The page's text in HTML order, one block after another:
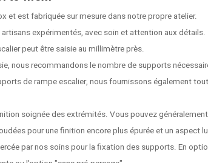
et est fabriquée sur mesure dans notre propre atelier.
expérimentés, avec soin et attention aux détails.
peut être saisie au millimètre près.
nous recommandons le nombre de supports
de rampe escalier, nous fournissons également
soignée des extrémités. Vous pouvez
pour une finition encore plus épurée et un aspect
par nos soins pour la fixation des supports. En